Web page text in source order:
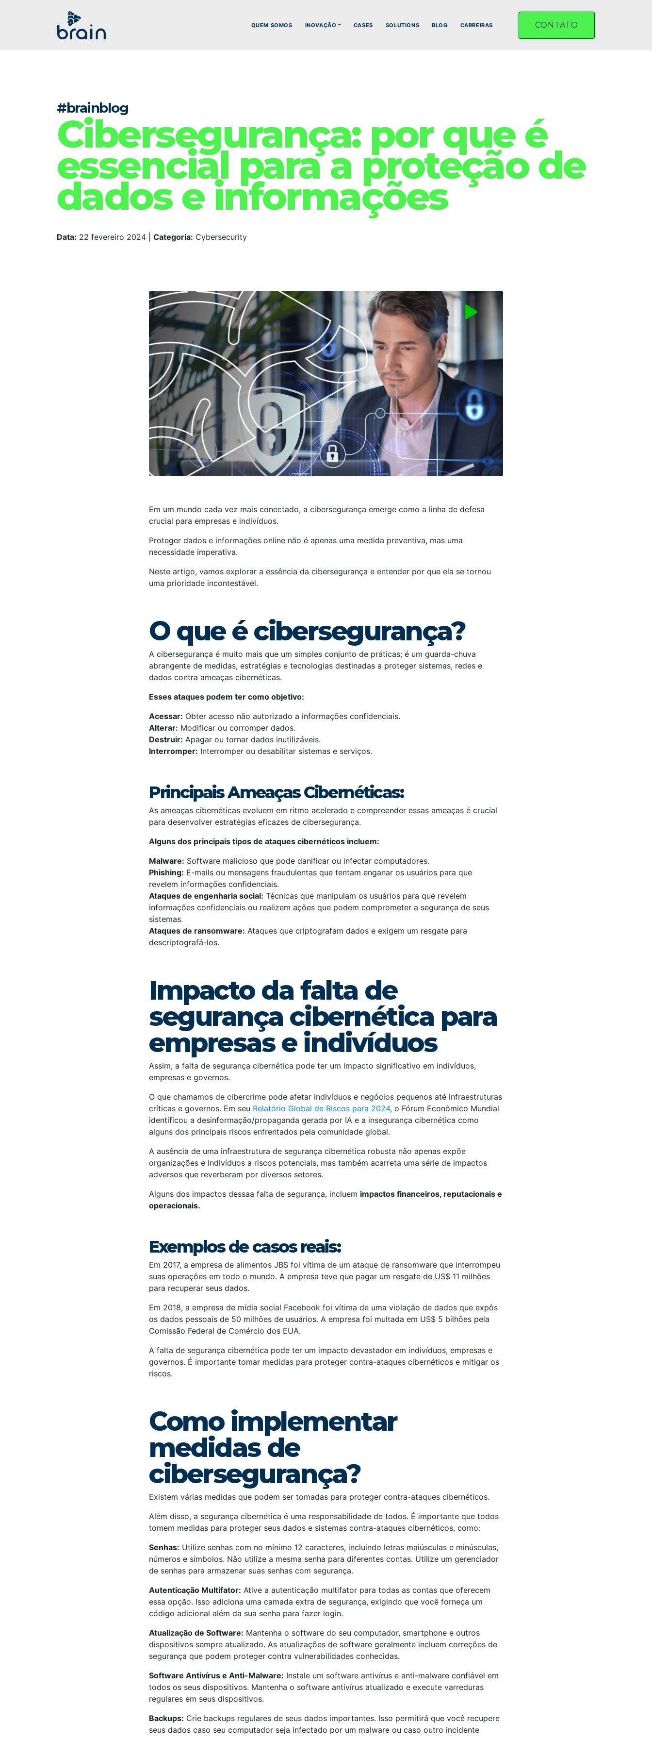
QUEM SOMOS INOVAÇÃO CASES SOLUTIONS BLOG CARREIRAS CONTATO
#brainblog
Cibersegurança: por que é
essencial para a proteção de
dados e informações
Data: 22 fevereiro 2024 Categoria: Cybersecurity
Em um mundo cada vez mais conectado, a cibersegurança emerge como a linha de defesa
crucial para empresas e indivíduos.
Proteger dados e informações online não é apenas uma medida preventiva, mas uma
necessidade imperativa.
Neste artigo, vamos explorar a essência da cibersegurança e entender por que ela se tornou
uma prioridade incontestável.
O que é cibersegurança?
A cibersegurança é muito mais que um simples conjunto de práticas; é um guarda-chuva
abrangente de medidas, estratégias e tecnologias destinadas a proteger sistemas, redes e
dados contra ameaças cibernéticas.
Esses ataques podem ter como objetivo:
Acessar: Obter acesso não autorizado a informações confidenciais.
Alterar: Modificar ou corromper dados.
Destruir: Apagar ou tornar dados inutilizáveis.
Interromper: Interromper ou desabilitar sistemas e serviços.
Principais Ameaças Cibernéticas:
As ameaças cibernéticas evoluem em ritmo acelerado e compreender essas ameaças é crucial
para desenvolver estratégias eficazes de cibersegurança.
Alguns dos principais tipos de ataques cibernéticos incluem:
Malware: Software malicioso que pode danificar ou infectar computadores.
Phishing: E-mails ou mensagens fraudulentas que tentam enganar os usuários para que
revelem informações confidenciais.
Ataques de engenharia social: Técnicas que manipulam os usuários para que revelem
informações confidenciais ou realizem ações que podem comprometer a segurança de seus
sistemas.
Ataques de ransomware: Ataques que criptografam dados e exigem um resgate para
descriptografá-los.
Impacto da falta de
segurança cibernética para
empresas e indivíduos
Assim, a falta de segurança cibernética pode ter um impacto significativo em indivíduos,
empresas e governos.
O que chamamos de cibercrime pode afetar indivíduos e negócios pequenos até infraestruturas
críticas e governos. Em seu Relatório Global de Riscos para 2024, o Fórum Econômico Mundial
identificou a desinformação/propaganda gerada por IA e a insegurança cibernética como
alguns dos principais riscos enfrentados pela comunidade global.
A ausência de uma infraestrutura de segurança cibernética robusta não apenas expõe
organizações e indivíduos a riscos potenciais, mas também acarreta uma série de impactos
adversos que reverberam por diversos setores.
Alguns dos impactos dessaa falta de segurança, incluem impactos financeiros, reputacionais e
operacionais.
Exemplos de casos reais:
Em 2017, a empresa de alimentos JBS foi vítima de um ataque de ransomware que interrompeu
suas operações em todo o mundo. A empresa teve que pagar um resgate de US$ 11 milhões
para recuperar seus dados.
Em 2018, a empresa de mídia social Facebook foi vítima de uma violação de dados que expôs
os dados pessoais de 50 milhões de usuários. A empresa foi multada em US$ 5 bilhões pela
Comissão Federal de Comércio dos EUA.
A falta de segurança cibernética pode ter um impacto devastador em indivíduos, empresas e
governos. É importante tomar medidas para proteger contra-ataques cibernéticos e mitigar os
riscos.
Como implementar
medidas de
cibersegurança?
Existem várias medidas que podem ser tomadas para proteger contra-ataques cibernéticos.
Além disso, a segurança cibernética é uma responsabilidade de todos. É importante que todos
tomem medidas para proteger seus dados e sistemas contra-ataques cibernéticos, como:
Senhas: Utilize senhas com no mínimo 12 caracteres, incluindo letras maiúsculas e minúsculas,
números e símbolos. Não utilize a mesma senha para diferentes contas. Utilize um gerenciador
de senhas para armazenar suas senhas com segurança.
Autenticação Multifator: Ative a autenticação multifator para todas as contas que oferecem
essa opção. Isso adiciona uma camada extra de segurança, exigindo que você forneça um
código adicional além da sua senha para fazer login.
Atualização de Software: Mantenha o software do seu computador, smartphone e outros
dispositivos sempre atualizado. As atualizações de software geralmente incluem correções de
segurança que podem proteger contra vulnerabilidades conhecidas.
Software Antivírus e Anti-Malware: Instale um software antivírus e anti-malware confiável em
todos os seus dispositivos. Mantenha o software antivírus atualizado e execute varreduras
regulares em seus dispositivos.
Backups: Crie backups regulares de seus dados importantes. Isso permitirá que você recupere
seus dados caso seu computador seja infectado por um malware ou caso outro incidente